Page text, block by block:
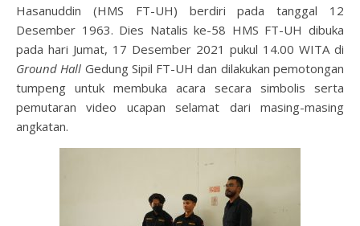
Hasanuddin (HMS FT-UH) berdiri pada tanggal 12
Desember 1963. Dies Natalis ke-58 HMS FT-UH dibuka
pada hari Jumat, 17 Desember 2021 pukul 14.00 WITA di
Ground Hall Gedung Sipil FT-UH dan dilakukan pemotongan
tumpeng untuk membuka acara secara simbolis serta
pemutaran video ucapan selamat dari masing-masing
angkatan.